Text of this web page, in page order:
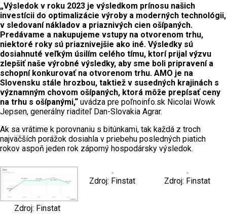
„Výsledok v roku 2023 je výsledkom prínosu našich
investícii do optimalizácie výroby a moderných technológii,
v sledovaní nákladov a priaznivých cien ošípaných.
Predávame a nakupujeme vstupy na otvorenom trhu,
niektoré roky sú priaznivejšie ako iné. Výsledky sú
dosiahnuté veľkým úsilím celého tímu, ktorí prijal výzvu
zlepšiť naše výrobné výsledky, aby sme boli pripravení a
schopní konkurovať na otvorenom trhu. AMO je na
Slovensku stále hrozbou, taktiež v susedných krajinách s
významným chovom ošípaných, ktorá môže prepísať ceny
na trhu s ošípanými,“ uvádza pre poľnoinfo.sk Nicolai Wowk
Jepsen, generálny riaditeľ Dan-Slovakia Agrar.
Ak sa vrátime k porovnaniu s bitúnkami, tak každá z troch
najväčších porážok dosiahla v priebehu posledných piatich
rokov aspoň jeden rok záporný hospodársky výsledok.
Zdroj: Finstat
Zdroj: Finstat Zdroj: Finstat